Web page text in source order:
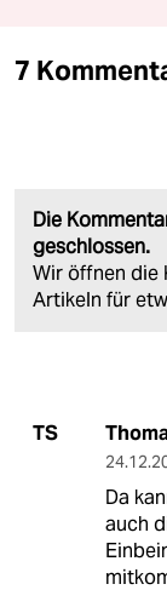
7
Die
geschlossen.
Wir öffnen die
Artikeln für
TS
Da
auch